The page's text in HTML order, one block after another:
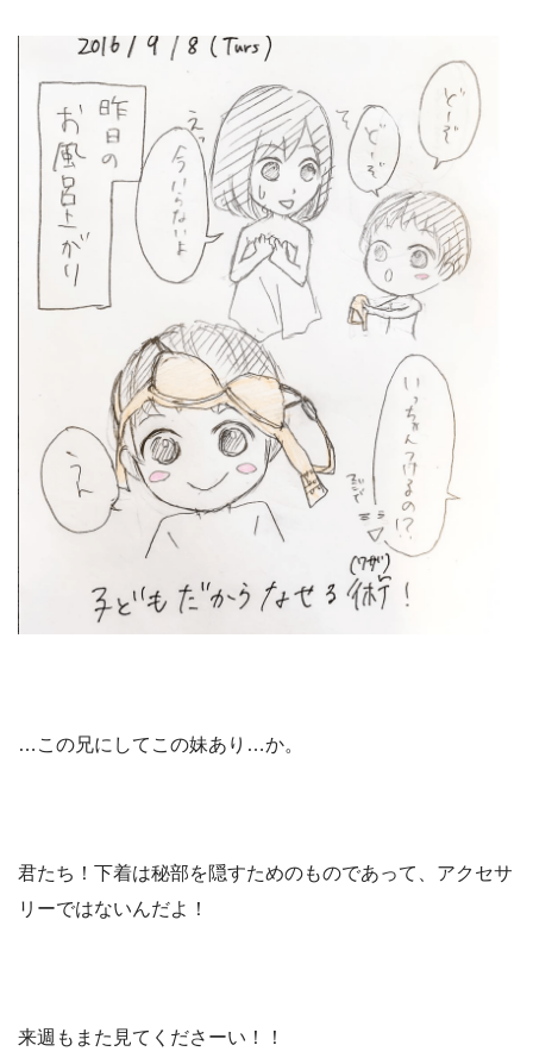
…この兄にしてこの妹あり…か。
君たち！下着は秘部を隠すためのものであって、アクセサ
リーではないんだよ！
来週もまた見てくださーい！！